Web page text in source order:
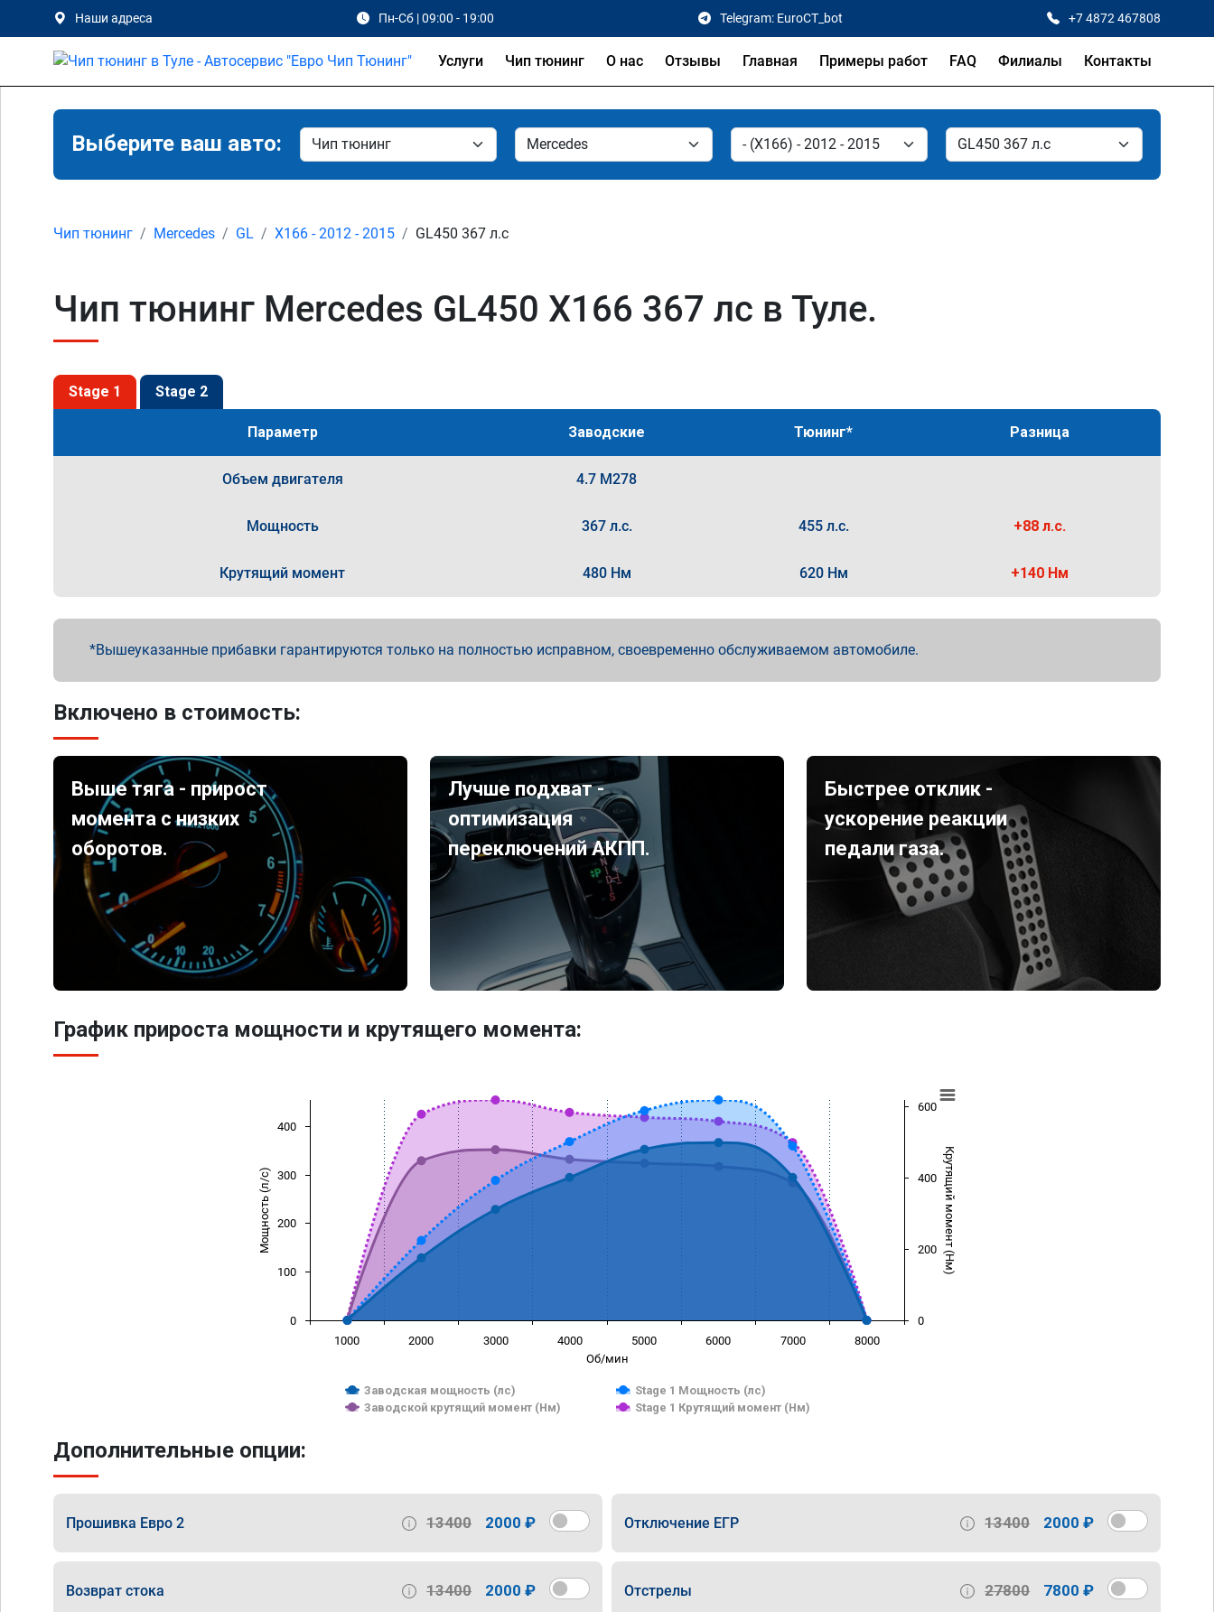
Наши адреса Пн-Сб | 09:00 - 19:00 Telegram: EuroCT_bot +7 4872 467808
Услуги Чип тюнинг О нас Отзывы Главная Примеры работ FAQ Филиалы Контакты
Выберите ваш авто:
Чип тюнинг Mercedes GL X166 - 2012 - 2015 GL450 367 л.с
Чип тюнинг Mercedes GL450 X166 367 лс в Туле.
Stage 1 Stage 2
Параметр Заводские Тюнинг* Разница
Объем двигателя 4.7 M278
Мощность 367 л.с. 455 л.с. +88 л.с.
Крутящий момент 480 Нм 620 Нм +140 Нм
Вышеуказанные прибавки гарантируются только на полностью исправном, своевременно обслуживаемом автомобиле.
Включено в стоимость:
Выше тяга - прирост
момента с низких
оборотов.
Лучше подхват -
оптимизация
переключений АКПП.
Быстрее отклик -
ускорение реакции
педали газа.
График прироста мощности и крутящего момента:
Об/мин
Мощность (л/с) Крутящий момент (Нм)
Заводская мощность (лс)
Stage 1 Мощность (лс)
Заводской крутящий момент (Нм)
Stage 1 Крутящий момент (Нм)
1000 2000 3000 4000 5000 6000 7000 8000
0
100
200
300
400
0
200
400
600
Дополнительные опции:
Прошивка Евро 2 13400 2000 ₽ Отключение ЕГР 13400 2000 ₽
Возврат стока 13400 2000 ₽ Отстрелы 27800 7800 ₽